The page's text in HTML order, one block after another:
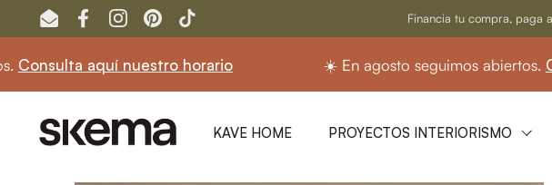
Ir al contenido
EmailFacebookInstagram
PinterestTikTok
Financia tu compra, paga
aquí nuestro horario ☀️ En agosto seguimos abiertos.
KAVE HOME PROYECTOS INTERIORISMO